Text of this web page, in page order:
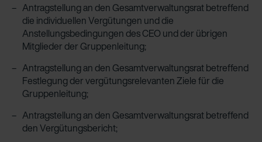
Antragstellung an den Gesamtverwaltungsrat betreffend
die individuellen Vergütungen und die
Anstellungsbedingungen des CEO und der übrigen
Mitglieder der Gruppenleitung;
Antragstellung an den Gesamtverwaltungsrat betreffend
Festlegung der vergütungsrelevanten Ziele für die
Gruppenleitung;
Antragstellung an den Gesamtverwaltungsrat betreffend
den Vergütungsbericht;